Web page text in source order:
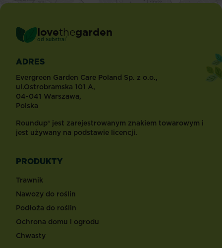
lovethegarden
od Substral ®
ADRES
Evergreen Garden Care Poland Sp. z o.o.,
ul.Ostrobramska 101 A,
04-041 Warszawa,
Polska
Roundup® jest zarejestrowanym znakiem towarowym i
jest używany na podstawie licencji.
PRODUKTY
Trawnik
Nawozy do roślin
Podłoża do roślin
Ochrona domu i ogrodu
Chwasty